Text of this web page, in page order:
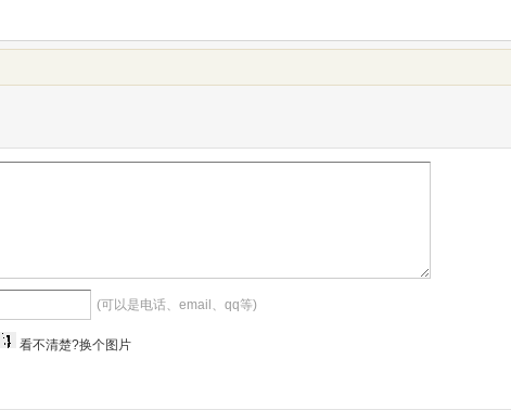
(可以是电话、email、qq等)
看不清楚?换个图片